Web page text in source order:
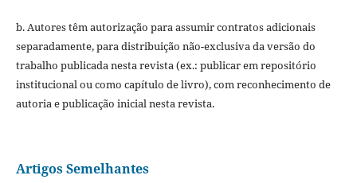
b. Autores têm autorização para assumir contratos adicionais
separadamente, para distribuição não-exclusiva da versão do
trabalho publicada nesta revista (ex.: publicar em repositório
institucional ou como capítulo de livro), com reconhecimento de
autoria e publicação inicial nesta revista.
Artigos Semelhantes